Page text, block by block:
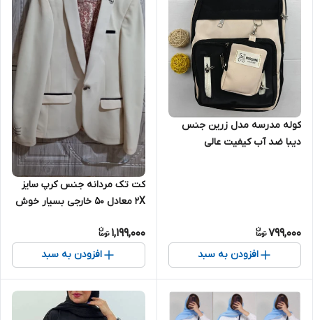
کوله مدرسه مدل زرین جنس
دیبا ضد آب کیفیت عالی
799,000
افزودن به سبد
کت تک مردانه جنس کرپ سایز
2X معادل ۵۰ خارجی بسیار خوش
نظیر
1,199,000
افزودن به سبد